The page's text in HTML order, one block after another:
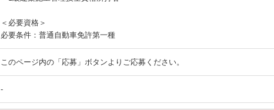
＜必要資格＞
必要条件：普通自動車免許第一種
このページ内の「応募」ボタンよりご応募ください。
-